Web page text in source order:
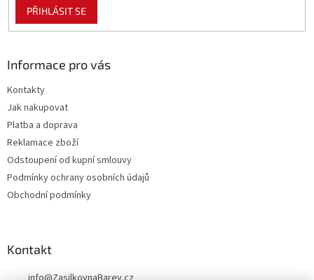
PŘIHLÁSIT SE
Informace pro vás
Kontakty
Jak nakupovat
Platba a doprava
Reklamace zboží
Odstoupení od kupní smlouvy
Podmínky ochrany osobních údajů
Obchodní podmínky
Kontakt